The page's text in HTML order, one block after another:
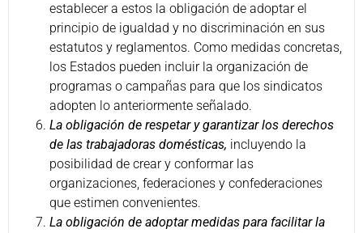
establecer a estos la obligación de adoptar el
principio de igualdad y no discriminación en sus
estatutos y reglamentos. Como medidas concretas,
los Estados pueden incluir la organización de
programas o campañas para que los sindicatos
adopten lo anteriormente señalado.
La obligación de respetar y garantizar los derechos
de las trabajadoras domésticas, incluyendo la
posibilidad de crear y conformar las
organizaciones, federaciones y confederaciones
que estimen convenientes.
La obligación de adoptar medidas para facilitar la